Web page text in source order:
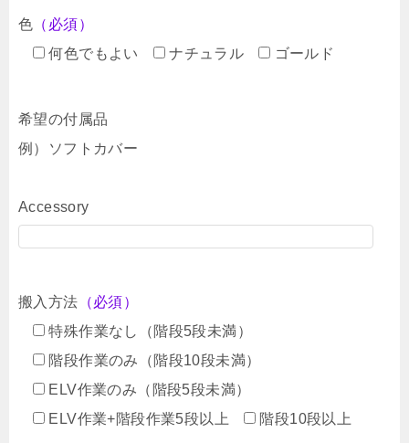
色 （必須）
何色でもよい
ナチュラル ゴールド
希望の付属品
例）ソフトカバー
Accessory
搬入方法 （必須）
特殊作業なし（階段5段未満）
階段作業のみ（階段10段未満）
ELV作業のみ（階段5段未満）
ELV作業+階段作業5段以上
階段10段以上